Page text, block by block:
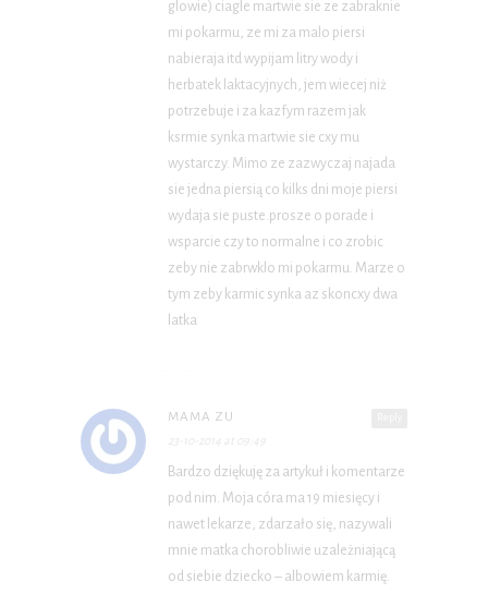
glowie) ciagle martwie sie ze zabraknie
mi pokarmu, ze mi za malo piersi
nabieraja itd wypijam litry wody i
herbatek laktacyjnych, jem wiecej niż
potrzebuje i za kazfym razem jak
ksrmie synka martwie sie cxy mu
wystarczy. Mimo ze zazwyczaj najada
sie jedna piersią co kilks dni moje piersi
wydaja sie puste.prosze o porade i
wsparcie czy to normalne i co zrobic
zeby nie zabrwklo mi pokarmu. Marze o
tym zeby karmic synka az skoncxy dwa
latka
MAMA ZU
Bardzo dziękuję za artykuł i komentarze
pod nim. Moja córa ma 19 miesięcy i
nawet lekarze, zdarzało się, nazywali
mnie matka chorobliwie uzależniającą
od siebie dziecko – albowiem karmię.